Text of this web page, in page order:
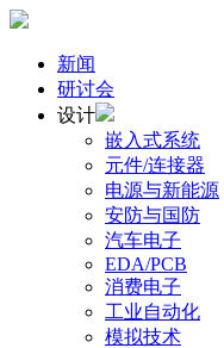
新闻
研讨会
设计
嵌入式系统
元件/连接器
电源与新能源
安防与国防
汽车电子
EDA/PCB
消费电子
工业自动化
模拟技术